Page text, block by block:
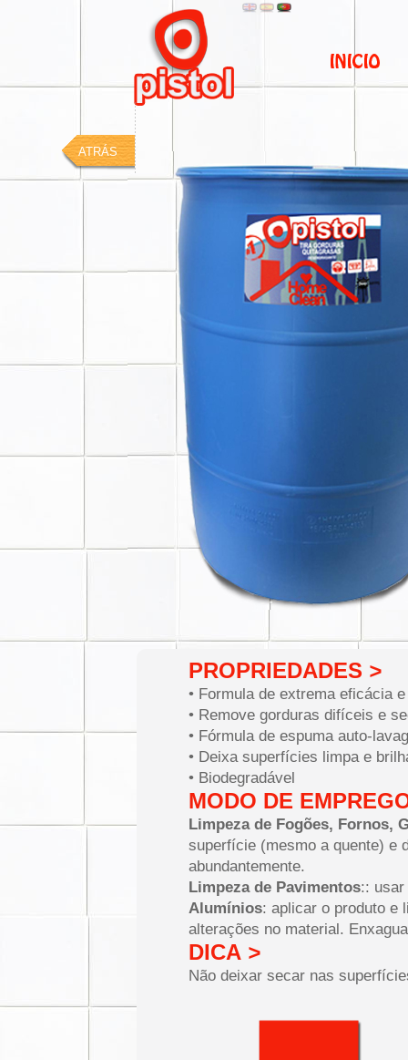
ATRÁS
PROPRIEDADES >
• Formula de extrema eficácia
• Remove gorduras difíceis e
• Fórmula de espuma auto-
• Deixa superfícies limpa e
• Biodegradável
MODO DE
Limpeza de Fogões, Fornos,
superfície (mesmo a quente) e
abundantemente.
Limpeza de Pavimentos:: usar
Alumínios: aplicar o produto e
alterações no material.
DICA >
Não deixar secar nas